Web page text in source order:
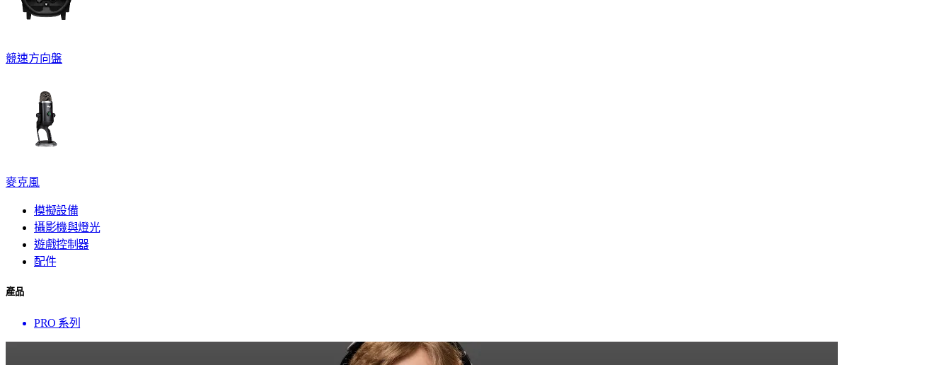
競速方向盤
麥克風
模擬設備
攝影機與燈光
遊戲控制器
配件
產品
PRO 系列